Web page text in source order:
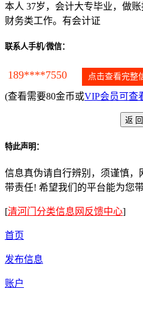
本人 37岁，会计大专毕业，做
财务类工作。有会计证
联系人手机/微信：
189****7550 点击查看完整
(查看需要80金币或VIP会员可查
特此声明：
信息真伪请自行辨别，须谨慎
带责任! 希望我们的平台能为您
[清河门分类信息网反馈中心]
首页
发布信息
账户